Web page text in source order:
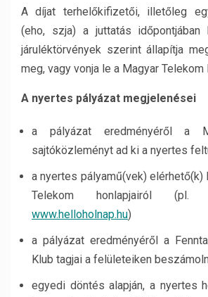
A díjat terhelőkifizetői, illetőleg
(eho, szja) a juttatás
járuléktörvények szerint állapítja
meg, vagy vonja le a Magyar Telekom
A nyertes pályázat megjelenései
a pályázat eredményéről a
sajtóközleményt ad ki a nyertes
a nyertes pályamű(vek) elérhető(k)
Telekom honlapjairól (pl.
www.helloholnap.hu)
a pályázat eredményéről a
Klub tagjai a felületeiken
egyedi döntés alapján, a nyertes